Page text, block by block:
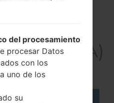
del procesamiento
procesar Datos
con los
uno de los
su